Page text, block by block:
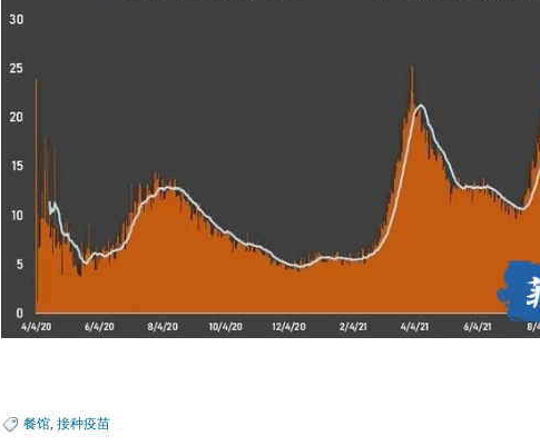
餐馆,接种疫苗